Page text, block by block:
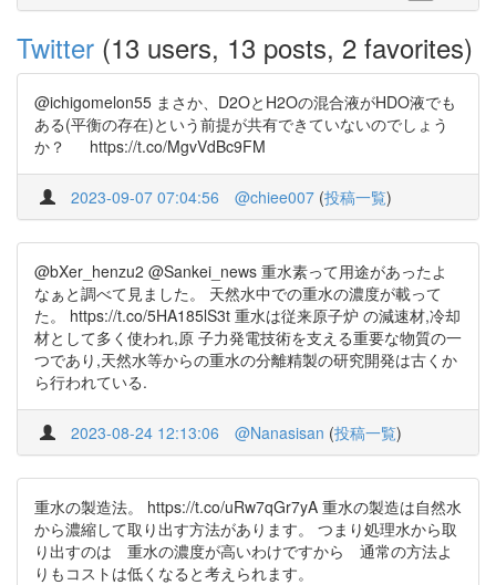
Twitter (13 users, 13 posts, 2 favorites)
@ichigomelon55 まさか、D2OとH2Oの混合液がHDO液でも
ある(平衡の存在)という前提が共有できていないのでしょう
か？ https://t.co/MgvVdBc9FM
2023-09-07 07:04:56 @chiee007 (投稿一覧)
@bXer_henzu2 @Sankei_news 重水素って用途があったよ
なぁと調べて見ました。 天然水中での重水の濃度が載って
た。 https://t.co/5HA185lS3t 重水は従来原子炉 の減速材,冷却
材として多く使われ,原 子力発電技術を支える重要な物質の一
つであり,天然水等からの重水の分離精製の研究開発は古くか
ら行われている.
2023-08-24 12:13:06 @Nanasisan (投稿一覧)
重水の製造法。 https://t.co/uRw7qGr7yA 重水の製造は自然水
から濃縮して取り出す方法があります。 つまり処理水から取
り出すのは 重水の濃度が高いわけですから 通常の方法よ
りもコストは低くなると考えられます。